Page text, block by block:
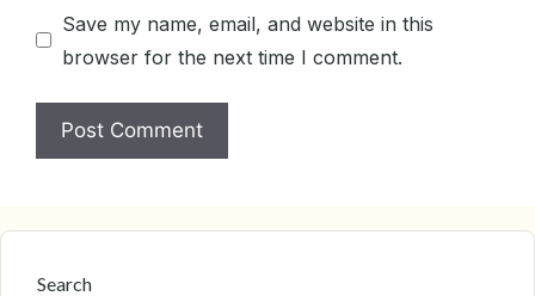
Save my name, email, and website in this
browser for the next time I comment.
Search